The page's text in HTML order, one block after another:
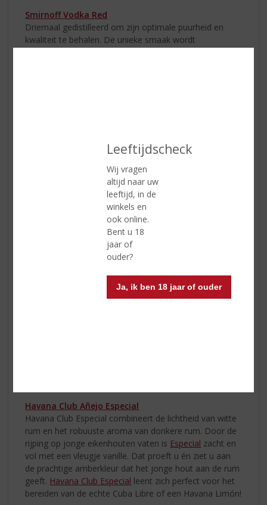
Leeftijdscheck
Wij vragen
altijd naar uw
leeftijd, in de
winkels en
ook online.
Bent u 18
jaar of
ouder?
Ja, ik ben 18 jaar of ouder
Smirnoff Vodka Red
Driemaal gedistilleerd om zijn optimale puurheid en
kwaliteit te behalen. De unieke smaak wordt
toe aan de shaker
Havana Club Añejo Especial
Havana Club Especial combineert de lichtheid van witte
rum en het robuuste aroma van donkere rum. Door de
rijping op jonge eikenhouten vaten is Especial zacht en
vol met een vleugje vanille. Dat proeft u én ziet u aan
de prachtige amberkleur dat het jonge hout aan de rum
geeft. Havana Club Especial leent zich perfect voor het
bereiden van de echte Cuba Libre of een Havana Limón!